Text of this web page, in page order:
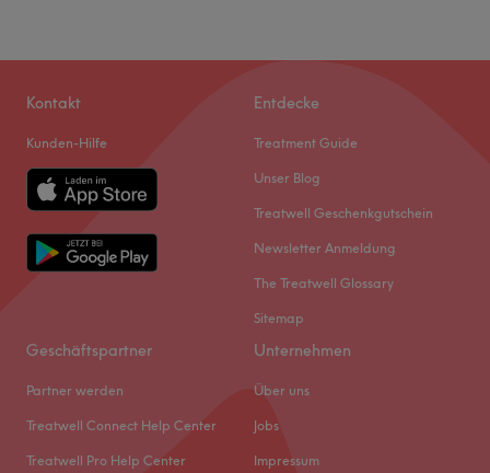
Kontakt
Kunden-Hilfe
Entdecke
Treatment Guide
Unser Blog
Treatwell Geschenkgutschein
Newsletter Anmeldung
The Treatwell Glossary
Sitemap
Geschäftspartner
Partner werden
Treatwell Connect Help Center
Treatwell Pro Help Center
Unternehmen
Über uns
Jobs
Impressum